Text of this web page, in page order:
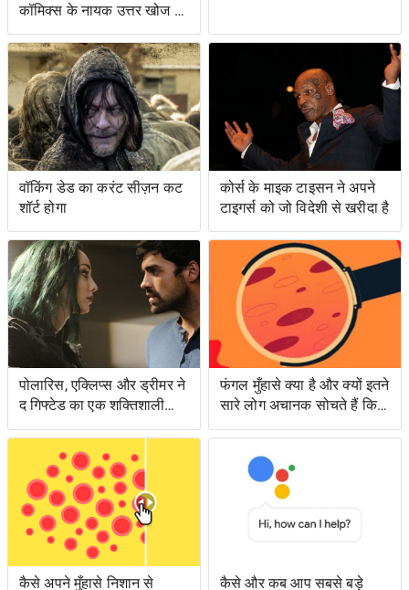
कॉमिक्स के नायक उत्तर खोज रहे
हैं ... और प्रतिशोध समुद्र पर
वॉकिंग डेड का करंट सीज़न कट
शॉर्ट होगा
कोर्स के माइक टाइसन ने अपने
टाइगर्स को जो विदेशी से खरीदा है
पोलारिस, एक्लिप्स और ड्रीमर ने
द गिफ्टेड का एक शक्तिशाली
एपिसोड लंगर डाला
फंगल मुँहासे क्या है और क्यों इतने
सारे लोग अचानक सोचते हैं कि
उनके पास क्या है?
कैसे अपने मुँहासे निशान से
कैसे और कब आप सबसे बड़े